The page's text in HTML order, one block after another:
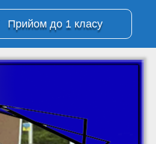
Прийом до 1 класу